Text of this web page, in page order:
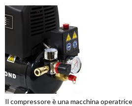
Il compressore è una macchina